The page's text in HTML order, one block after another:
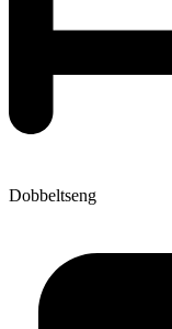
Dobbeltseng